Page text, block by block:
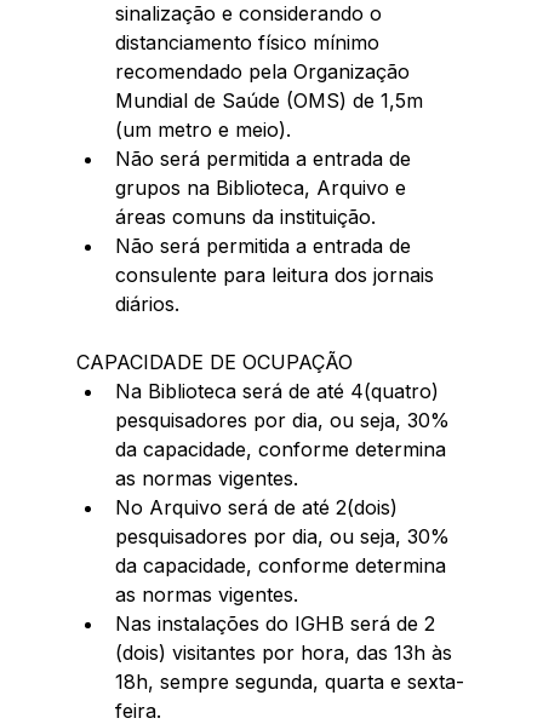
sinalização e considerando o
distanciamento físico mínimo
recomendado pela Organização
Mundial de Saúde (OMS) de 1,5m
(um metro e meio).
Não será permitida a entrada de
grupos na Biblioteca, Arquivo e
áreas comuns da instituição.
Não será permitida a entrada de
consulente para leitura dos jornais
diários.
CAPACIDADE DE OCUPAÇÃO
Na Biblioteca será de até 4(quatro)
pesquisadores por dia, ou seja, 30%
da capacidade, conforme determina
as normas vigentes.
No Arquivo será de até 2(dois)
pesquisadores por dia, ou seja, 30%
da capacidade, conforme determina
as normas vigentes.
Nas instalações do IGHB será de 2
(dois) visitantes por hora, das 13h às
18h, sempre segunda, quarta e sexta-
feira.